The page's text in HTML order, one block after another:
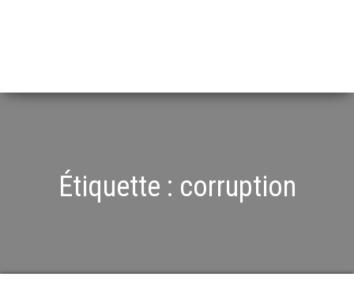
Étiquette : corruption